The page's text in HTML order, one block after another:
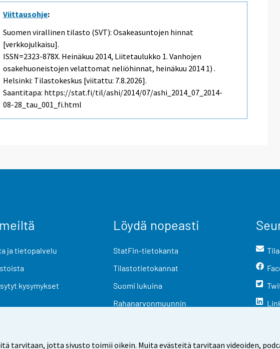
tarvitaan, jotta sivusto toimii oikein. Muita evästeitä tarvitaan videoiden,
Viittausohje:
Suomen virallinen tilasto (SVT): Osakeasuntojen hinnat
[verkkojulkaisu].
ISSN=2323-878X. Heinäkuu 2014, Liitetaulukko 1. Vanhojen
osakehuoneistojen velattomat neliöhinnat, heinäkuu 2014 1) .
Helsinki: Tilastokeskus [viitattu: 7.8.2026].
Saantitapa: https://stat.fi/til/ashi/2014/07/ashi_2014_07_2014-
08-28_tau_001_fi.html
ja tietopalvelu
kysymykset
Löydä nopeasti
StatFin-tietokanta
Tilastotietokannat
Suomi lukuina
Rahanarvonmuunnin